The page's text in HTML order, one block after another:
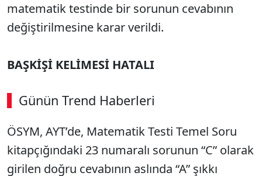
matematik testinde bir sorunun cevabının
değiştirilmesine karar verildi.
BAŞKİŞİ KELİMESİ HATALI
Günün Trend Haberleri
ÖSYM, AYT’de, Matematik Testi Temel Soru
kitapçığındaki 23 numaralı sorunun “C” olarak
girilen doğru cevabının aslında “A” şıkkı